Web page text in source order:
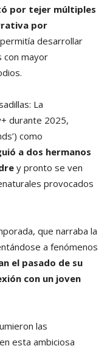
por tejer múltiples
por
desarrollar
con mayor
La
durante 2025,
como
a dos hermanos
y pronto se ven
provocados
que narraba la
a fenómenos
el pasado de su
con un joven
las
esta ambiciosa